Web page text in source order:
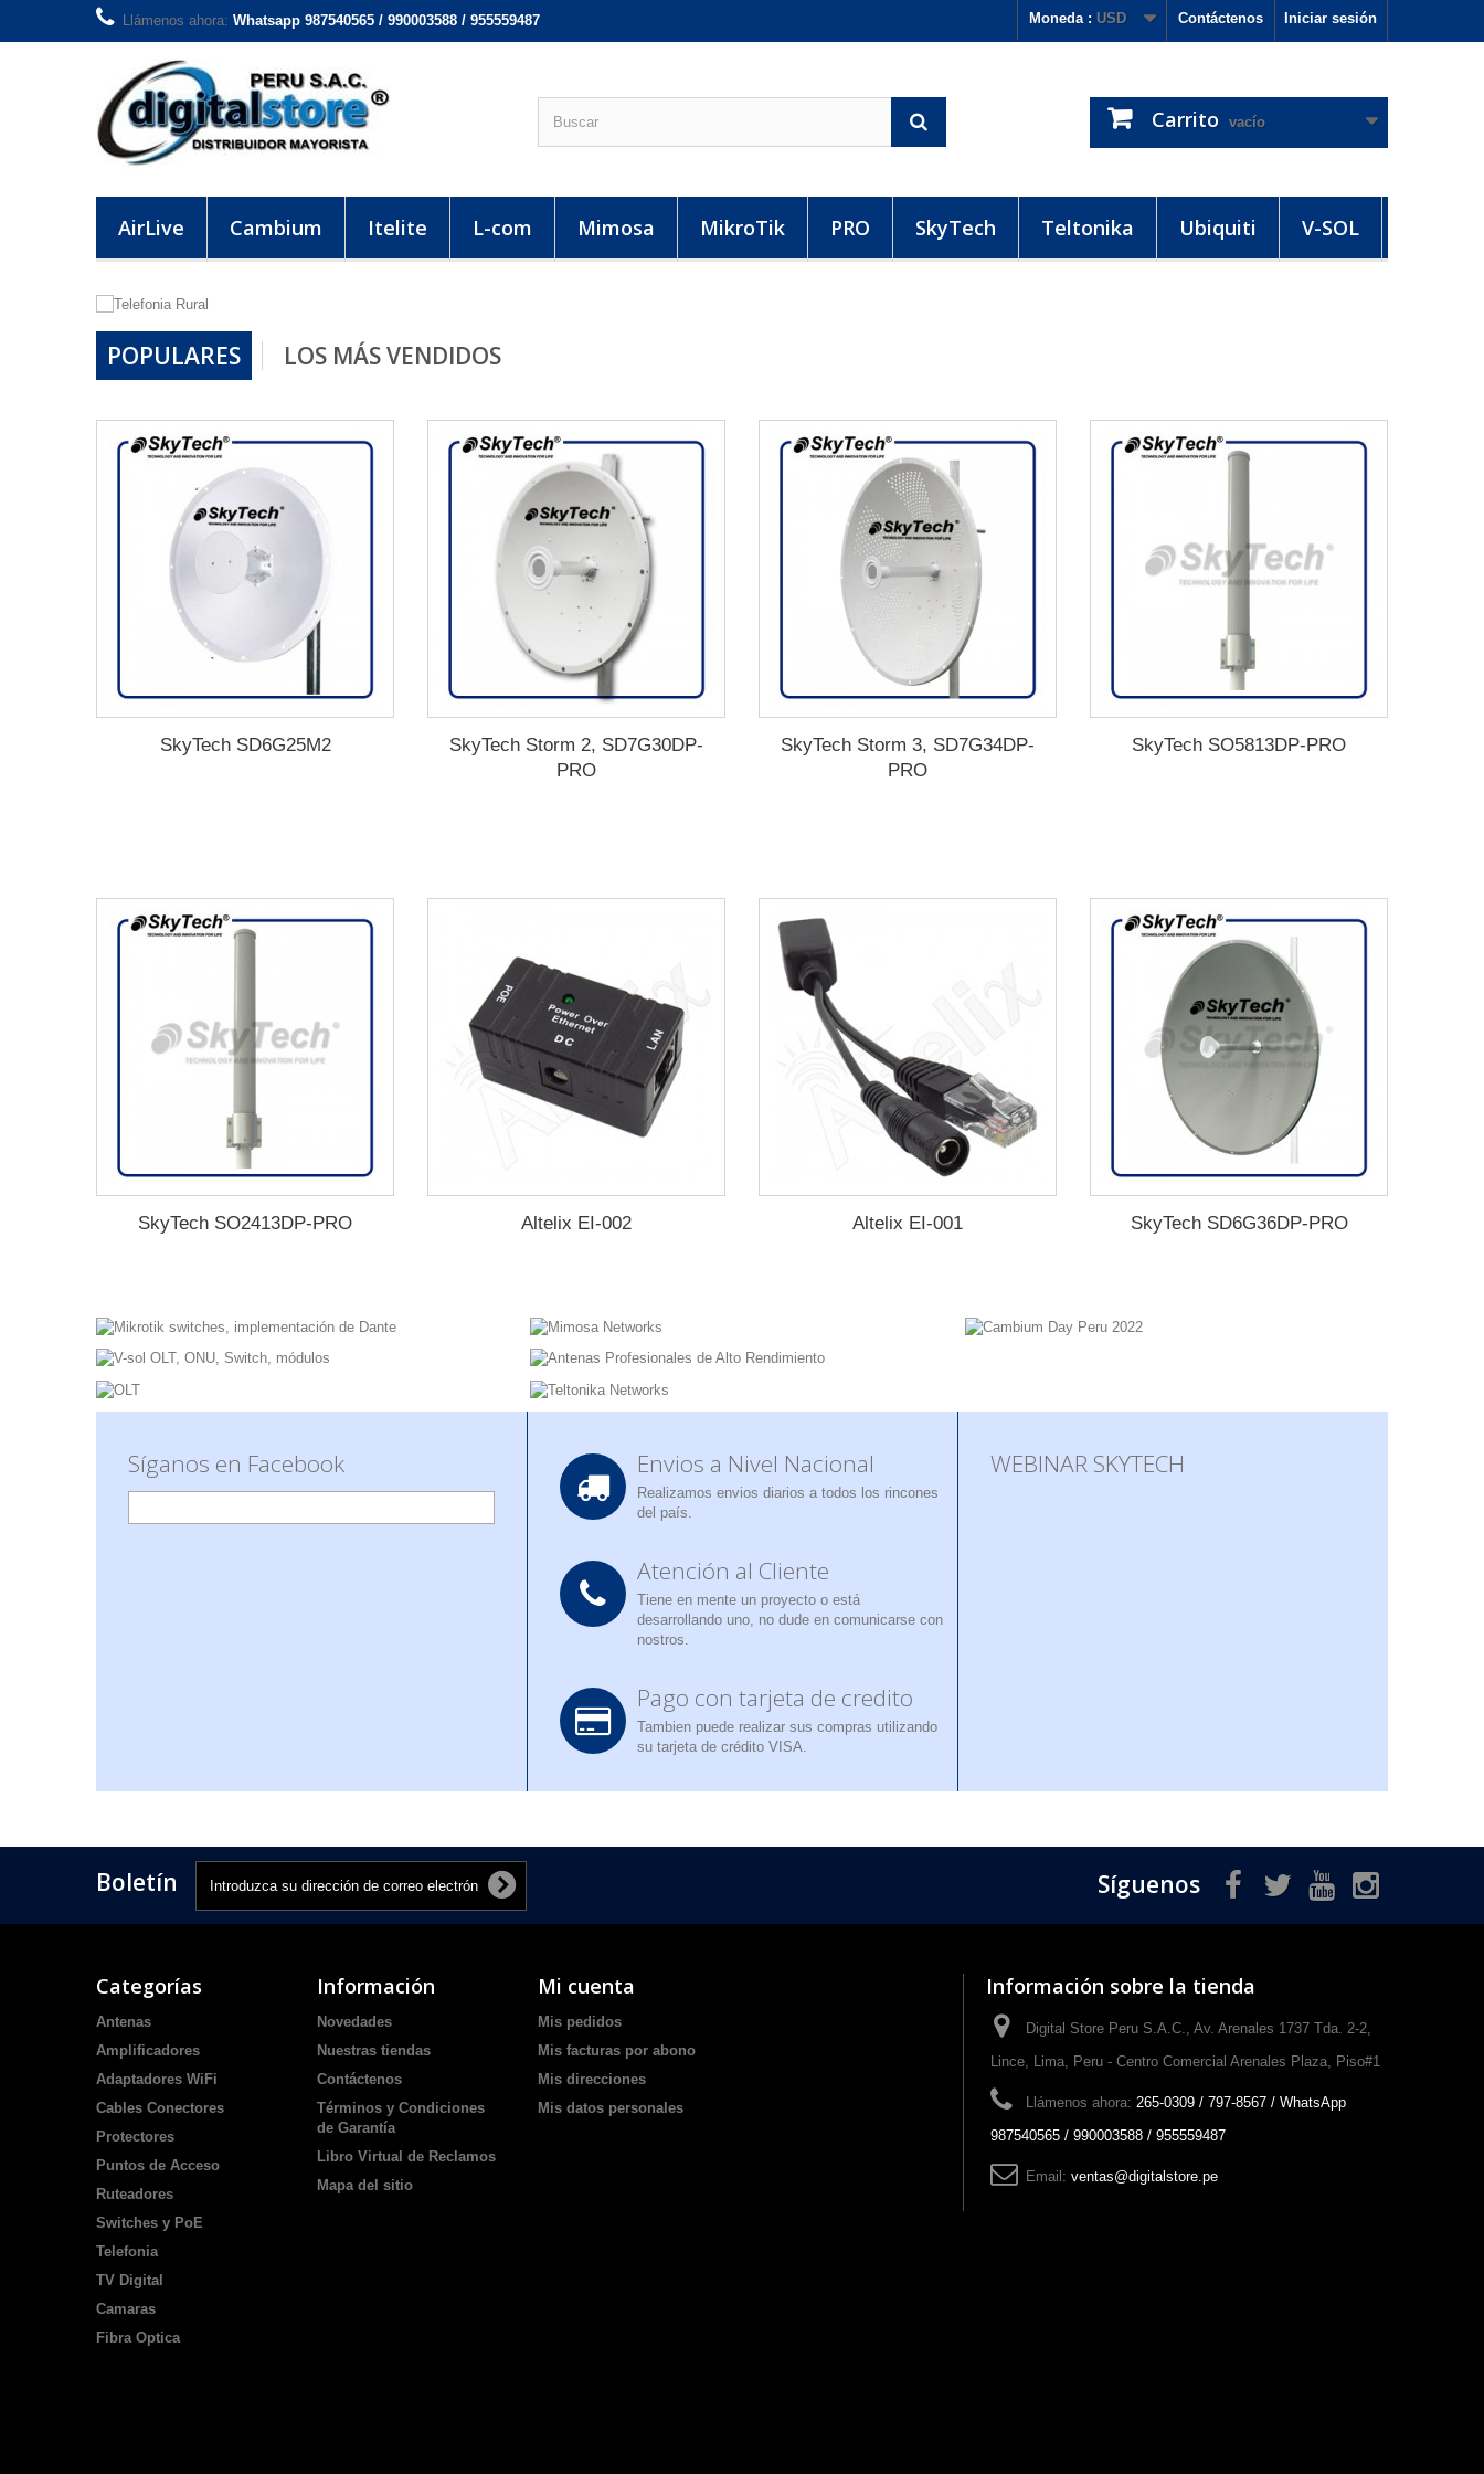
Iniciar sesión
Contáctenos
Llámenos ahora: Whatsapp 987540565 / 990003588 / 955559487 Moneda : USD
Carrito vacío
AirLive Cambium Itelite L-com Mimosa MikroTik PRO SkyTech Teltonika Ubiquiti V-SOL
POPULARES LOS MÁS VENDIDOS
SkyTech SD6G25M2
SkyTech Storm 2, SD7G30DP-
PRO
SkyTech Storm 3, SD7G34DP-
PRO
SkyTech SO5813DP-PRO
SkyTech SO2413DP-PRO Altelix EI-002 Altelix EI-001 SkyTech SD6G36DP-PRO
Síganos en Facebook Envios a Nivel Nacional
Realizamos envios diarios a todos los rincones
del país.
Atención al Cliente
Tiene en mente un proyecto o está
desarrollando uno, no dude en comunicarse con
nostros.
Pago con tarjeta de credito
Tambien puede realizar sus compras utilizando
su tarjeta de crédito VISA.
WEBINAR SKYTECH
Boletín Síguenos
Categorías
Antenas
Amplificadores
Adaptadores WiFi
Cables Conectores
Protectores
Puntos de Acceso
Ruteadores
Switches y PoE
Telefonia
TV Digital
Camaras
Fibra Optica
Información
Novedades
Nuestras tiendas
Contáctenos
Términos y Condiciones
de Garantía
Libro Virtual de Reclamos
Mapa del sitio
Mi cuenta
Mis pedidos
Mis facturas por abono
Mis direcciones
Mis datos personales
Información sobre la tienda
Digital Store Peru S.A.C., Av. Arenales 1737 Tda. 2-2,
Lince, Lima, Peru - Centro Comercial Arenales Plaza, Piso#1
Llámenos ahora: 265-0309 / 797-8567 / WhatsApp
987540565 / 990003588 / 955559487
Email: ventas@digitalstore.pe